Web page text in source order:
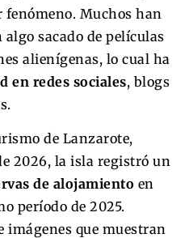
fenómeno. Muchos han
sacado de películas
alienígenas, lo cual ha
en redes sociales, blogs
de Lanzarote,
2026, la isla registró un
de alojamiento en
período de 2025.
imágenes que muestran